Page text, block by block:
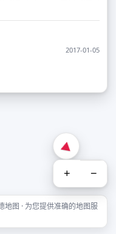
2017-01-05
+ −
图 · 为您提供准确的地图服